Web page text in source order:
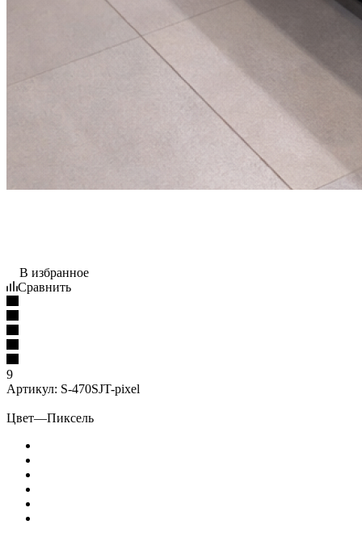
В избранное
Сравнить
9
Артикул: S-470SJT-pixel
Цвет—Пиксель